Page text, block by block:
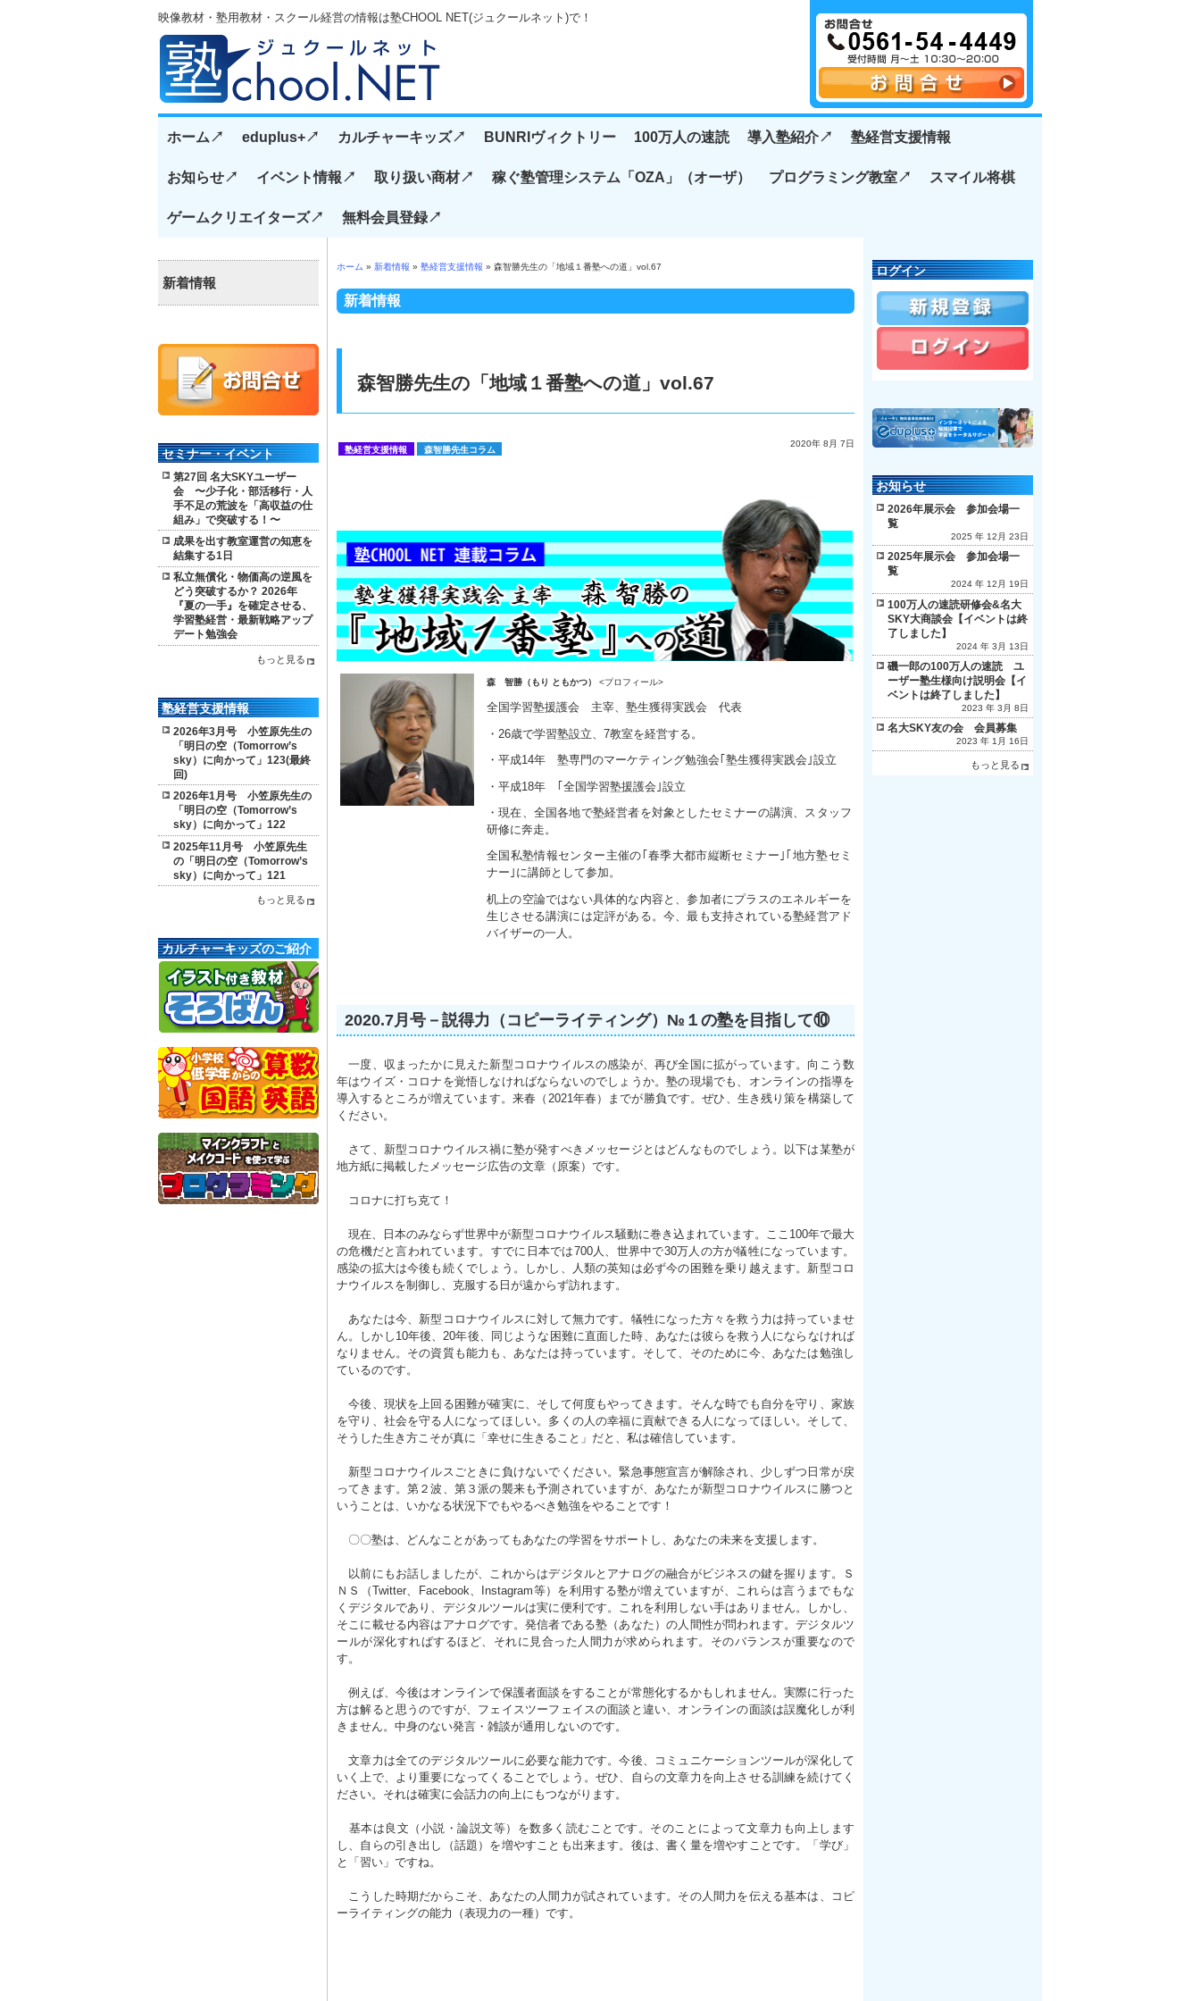
映像教材・塾用教材・スクール経営の情報は塾CHOOL NET(ジュクールネット)で！
ホーム↗️ eduplus+↗️ カルチャーキッズ↗️ BUNRIヴィクトリー 100万人の速読 導入塾紹介↗️ 塾経営支援情報
お知らせ↗️ イベント情報↗️ 取り扱い商材↗️ 稼ぐ塾管理システム「OZA」（オーザ） プログラミング教室↗️ スマイル将棋
ゲームクリエイターズ↗️ 無料会員登録↗️
ホーム » 新着情報 » 塾経営支援情報 » 森智勝先生の「地域１番塾への道」vol.67
新着情報
森智勝先生の「地域１番塾への道」vol.67
塾経営支援情報 森智勝先生コラム
2020年 8月 7日
森 智勝（もり ともかつ） <プロフィール>
全国学習塾援護会 主宰、塾生獲得実践会 代表
・26歳で学習塾設立、7教室を経営する。
・平成14年 塾専門のマーケティング勉強会｢塾生獲得実践会｣設立
・平成18年 ｢全国学習塾援護会｣設立
・現在、全国各地で塾経営者を対象としたセミナーの講演、スタッフ
研修に奔走。
全国私塾情報センター主催の｢春季大都市縦断セミナー｣｢地方塾セミ
ナー｣に講師として参加。
机上の空論ではない具体的な内容と、参加者にプラスのエネルギーを
生じさせる講演には定評がある。今、最も支持されている塾経営アド
バイザーの一人。
2020.7月号－説得力（コピーライティング）№１の塾を目指して⑩
一度、収まったかに見えた新型コロナウイルスの感染が、再び全国に拡がっています。向こう数
年はウイズ・コロナを覚悟しなければならないのでしょうか。塾の現場でも、オンラインの指導を
導入するところが増えています。来春（2021年春）までが勝負です。ぜひ、生き残り策を構築して
ください。
さて、新型コロナウイルス禍に塾が発すべきメッセージとはどんなものでしょう。以下は某塾が
地方紙に掲載したメッセージ広告の文章（原案）です。
コロナに打ち克て！
現在、日本のみならず世界中が新型コロナウイルス騒動に巻き込まれています。ここ100年で最大
の危機だと言われています。すでに日本では700人、世界中で30万人の方が犠牲になっています。
感染の拡大は今後も続くでしょう。しかし、人類の英知は必ず今の困難を乗り越えます。新型コロ
ナウイルスを制御し、克服する日が遠からず訪れます。
あなたは今、新型コロナウイルスに対して無力です。犠牲になった方々を救う力は持っていませ
ん。しかし10年後、20年後、同じような困難に直面した時、あなたは彼らを救う人にならなければ
なりません。その資質も能力も、あなたは持っています。そして、そのために今、あなたは勉強し
ているのです。
今後、現状を上回る困難が確実に、そして何度もやってきます。そんな時でも自分を守り、家族
を守り、社会を守る人になってほしい。多くの人の幸福に貢献できる人になってほしい。そして、
そうした生き方こそが真に「幸せに生きること」だと、私は確信しています。
新型コロナウイルスごときに負けないでください。緊急事態宣言が解除され、少しずつ日常が戻
ってきます。第２波、第３派の襲来も予測されていますが、あなたが新型コロナウイルスに勝つと
いうことは、いかなる状況下でもやるべき勉強をやることです！
〇〇塾は、どんなことがあってもあなたの学習をサポートし、あなたの未来を支援します。
以前にもお話しましたが、これからはデジタルとアナログの融合がビジネスの鍵を握ります。Ｓ
ＮＳ（Twitter、Facebook、Instagram等）を利用する塾が増えていますが、これらは言うまでもな
くデジタルであり、デジタルツールは実に便利です。これを利用しない手はありません。しかし、
そこに載せる内容はアナログです。発信者である塾（あなた）の人間性が問われます。デジタルツ
ールが深化すればするほど、それに見合った人間力が求められます。そのバランスが重要なので
す。
例えば、今後はオンラインで保護者面談をすることが常態化するかもしれません。実際に行った
方は解ると思うのですが、フェイスツーフェイスの面談と違い、オンラインの面談は誤魔化しが利
きません。中身のない発言・雑談が通用しないのです。
文章力は全てのデジタルツールに必要な能力です。今後、コミュニケーションツールが深化して
いく上で、より重要になってくることでしょう。ぜひ、自らの文章力を向上させる訓練を続けてく
ださい。それは確実に会話力の向上にもつながります。
基本は良文（小説・論説文等）を数多く読むことです。そのことによって文章力も向上します
し、自らの引き出し（話題）を増やすことも出来ます。後は、書く量を増やすことです。「学び」
と「習い」ですね。
こうした時期だからこそ、あなたの人間力が試されています。その人間力を伝える基本は、コピ
ーライティングの能力（表現力の一種）です。
新着情報
セミナー・イベント
第27回 名大SKYユーザー
会 〜少子化・部活移行・人
手不足の荒波を「高収益の仕
組み」で突破する！〜
成果を出す教室運営の知恵を
結集する1日
私立無償化・物価高の逆風を
どう突破するか？ 2026年
『夏の一手』を確定させる、
学習塾経営・最新戦略アップ
デート勉強会
もっと見る
塾経営支援情報
2026年3月号 小笠原先生の
「明日の空（Tomorrow’s
sky）に向かって」123(最終
回)
2026年1月号 小笠原先生の
「明日の空（Tomorrow’s
sky）に向かって」122
2025年11月号 小笠原先生
の「明日の空（Tomorrow’s
sky）に向かって」121
もっと見る
カルチャーキッズのご紹介
ログイン
お知らせ
2026年展示会 参加会場一
覧
2025 年 12月 23日
2025年展示会 参加会場一
覧
2024 年 12月 19日
100万人の速読研修会&名大
SKY大商談会【イベントは終
了しました】
2024 年 3月 13日
磯一郎の100万人の速読 ユ
ーザー塾生様向け説明会【イ
ベントは終了しました】
2023 年 3月 8日
名大SKY友の会 会員募集
2023 年 1月 16日
もっと見る